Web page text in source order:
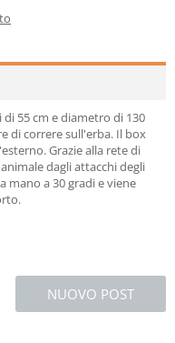
55 cm e diametro di 130
di correre sull'erba. Il box
Grazie alla rete di
dagli attacchi degli
mano a 30 gradi e viene
NUOVO POST